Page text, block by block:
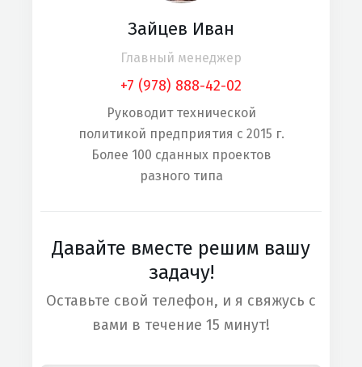
Зайцев Иван
Главный менеджер
+7 (978) 888-42-02
Руководит технической
политикой предприятия с 2015 г.
Более 100 сданных проектов
разного типа
Давайте вместе решим вашу
задачу!
Оставьте свой телефон, и я свяжусь с
вами в течение 15 минут!